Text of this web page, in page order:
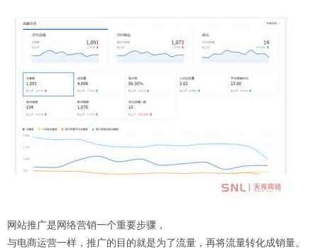
网站推广是网络营销一个重要步骤，
与电商运营一样，推广的目的就是为了流量，再将流量转化成销量。